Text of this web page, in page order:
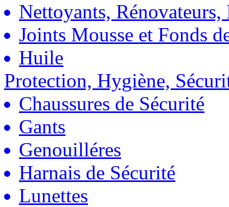
Nettoyants, Rénovateurs,
Joints Mousse et Fonds
Huile
Protection, Hygiène,
Chaussures de Sécurité
Gants
Genouilléres
Harnais de Sécurité
Lunettes